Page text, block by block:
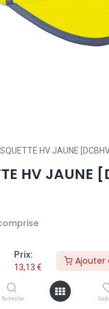
Prix:
13,13 €
Ajouter
Recherche
HV JAUNE
HV JAUNE
Ajouter au
de souhaits